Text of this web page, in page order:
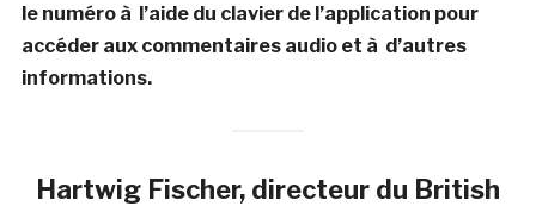
le numéro à l’aide du clavier de l’application pour
accéder aux commentaires audio et à d’autres
informations.
Hartwig Fischer, directeur du British